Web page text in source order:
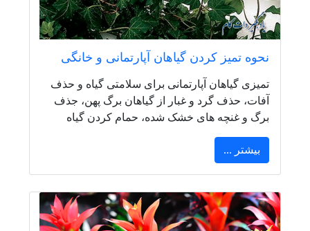
نحوه تمیز کردن گیاهان آپارتمانی و خانگی
تمیزی گیاهان آپارتمانی برای سلامتی گیاه و حذف
آفات، حذف گرد و غبار از گیاهان برگ پهن، جذف
برگ و غنچه های خشک شده، حمام کردن گیاه
بیشتر ...